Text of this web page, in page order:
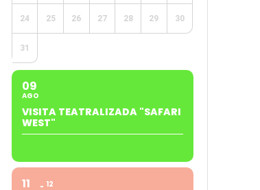
24 25 26 27 28 29 30
31
09
AGO
VISITA TEATRALIZADA "SAFARI
WEST"
11 12